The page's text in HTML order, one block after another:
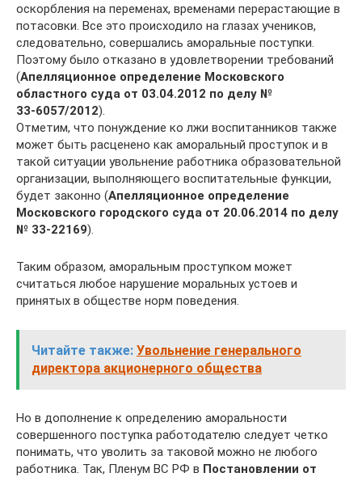
оскорбления на переменах, временами перерастающие в
потасовки. Все это происходило на глазах учеников,
следовательно, совершались аморальные поступки.
Поэтому было отказано в удовлетворении требований
(Апелляционное определение Московского
областного суда от 03.04.2012 по делу №
33‑6057/2012).
Отметим, что понуждение ко лжи воспитанников также
может быть расценено как аморальный проступок и в
такой ситуации увольнение работника образовательной
организации, выполняющего воспитательные функции,
будет законно (Апелляционное определение
Московского городского суда от 20.06.2014 по делу
№ 33‑22169).
Таким образом, аморальным проступком может
считаться любое нарушение моральных устоев и
принятых в обществе норм поведения.
Читайте также: Увольнение генерального
директора акционерного общества
Но в дополнение к определению аморальности
совершенного поступка работодателю следует четко
понимать, что уволить за таковой можно не любого
работника. Так, Пленум ВС РФ в Постановлении от